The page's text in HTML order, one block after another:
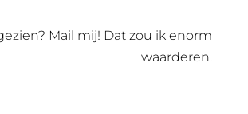
Mail mij! Dat zou ik enorm
waarderen.